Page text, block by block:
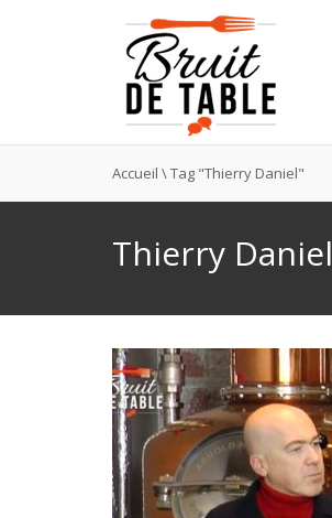
Accueil \Tag "Thierry Daniel"
Thierry Daniel